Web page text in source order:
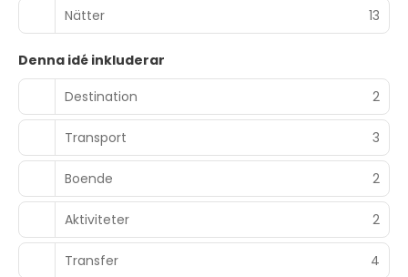
Nätter 13
Denna idé inkluderar
Destination
2
Transport 3
Boende 2
Aktiviteter 2
Transfer 4